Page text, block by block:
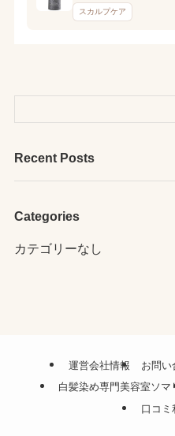
スカルプケア
Recent Posts
Categories
カテゴリーなし
運営会社情報 お問い
白髪染め専門美容室ソマ
口コミ